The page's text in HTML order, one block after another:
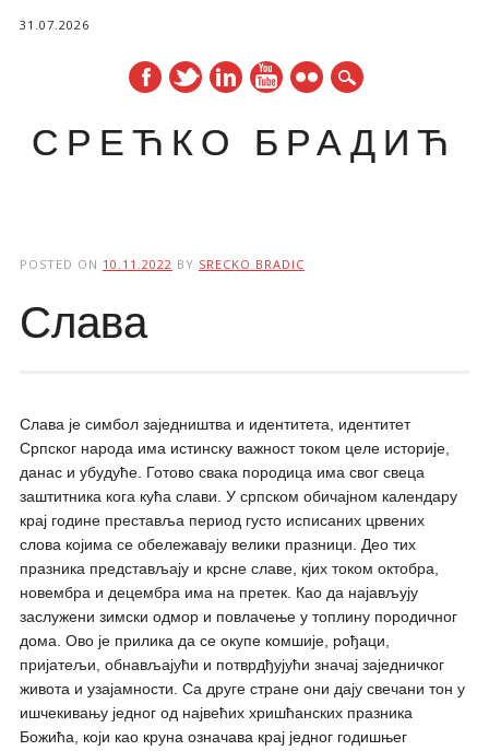
31.07.2026
СРЕЋКО БРАДИЋ
POSTED ON 10.11.2022 BY SRECKO BRADIC
Слава
Слава је симбол заједништва и идентитета, идентитет
Српског народа има истинску важност током целе историје,
данас и убудуће. Готово свака породица има свог свеца
заштитника кога кућа слави. У српском обичајном календару
крај године преставља период густо исписаних црвених
слова којима се обележавају велики празници. Део тих
празника представљају и крсне славе, кјих током октобра,
новембра и децембра има на претек. Као да најављују
заслужени зимски одмор и повлачење у топлину породичног
дома. Ово је прилика да се окупе комшије, рођаци,
пријатељи, обнављајући и потврдђујући значај заједничког
живота и узајамности. Са друге стране они дају свечани тон у
ишчекивању једног од највећих хришћанских празника
Божића, који као круна означава крај једног годишњег